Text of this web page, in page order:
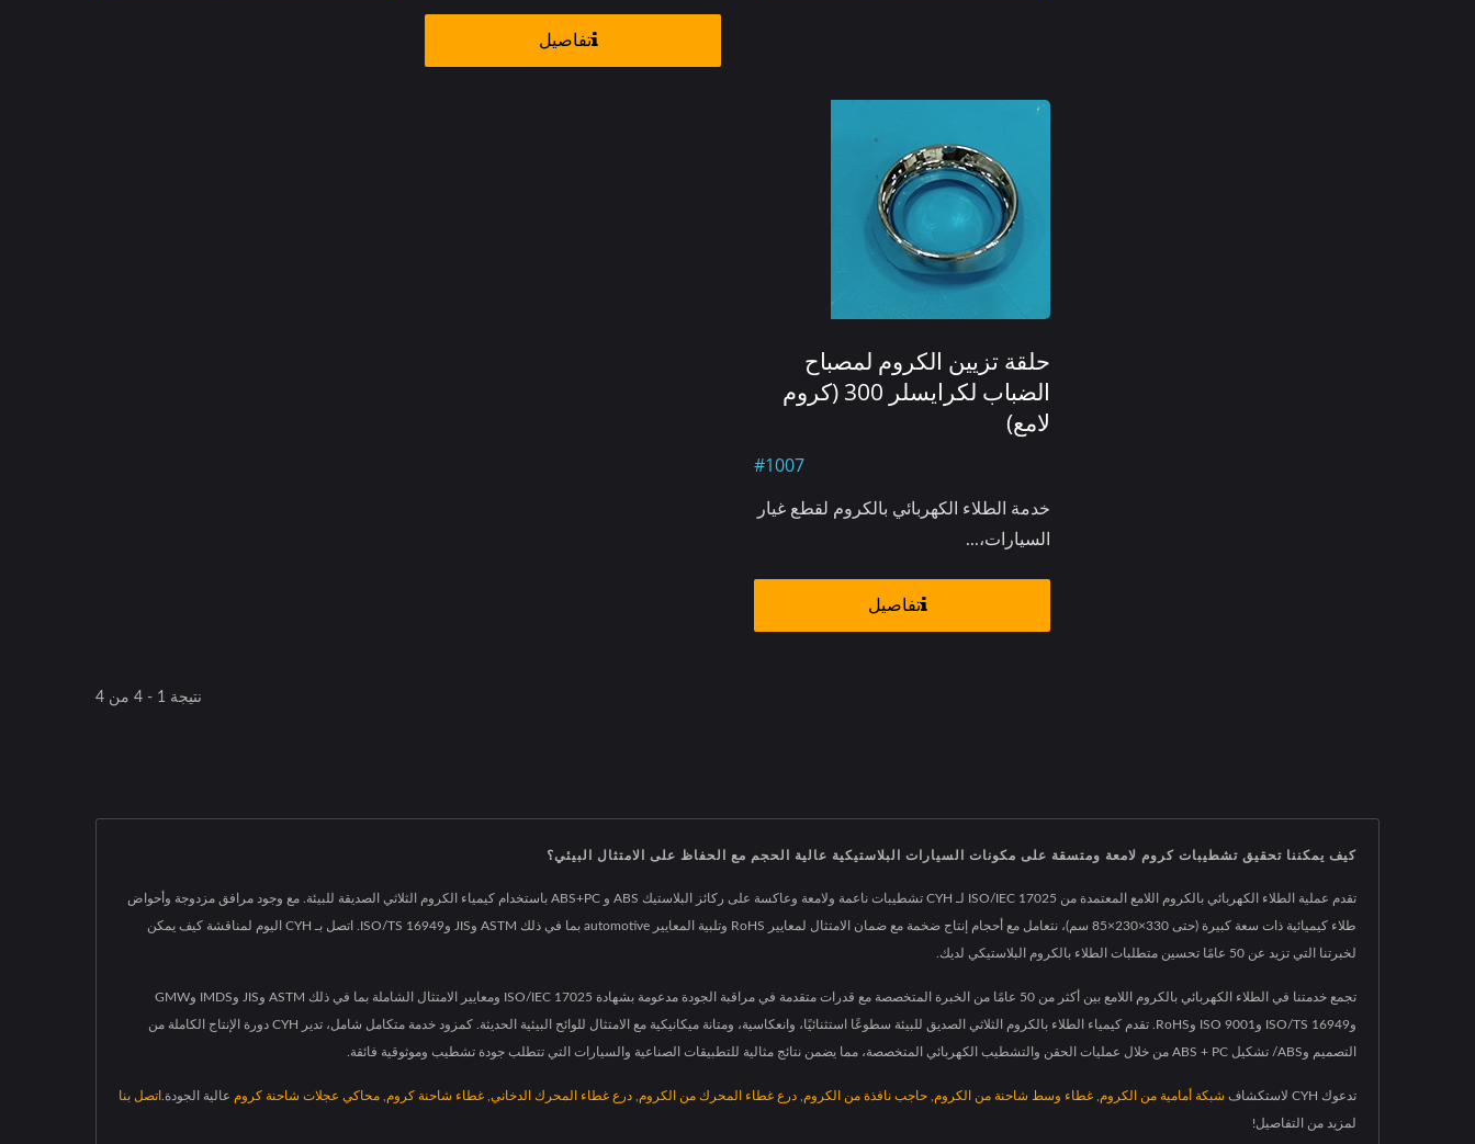
تفاصيل
حلقة تزيين الكروم لمصباح
الضباب لكرايسلر 300 (كروم
لامع)
#1007
خدمة الطلاء الكهربائي بالكروم لقطع غيار
السيارات،...
تفاصيل
نتيجة 1 - 4 من 4
كيف يمكننا تحقيق تشطيبات كروم لامعة ومتسقة على مكونات السيارات البلاستيكية عالية الحجم مع الحفاظ على الامتثال البيئي؟
تقدم عملية الطلاء الكهربائي بالكروم اللامع المعتمدة من ISO/IEC 17025 لـ CYH تشطيبات ناعمة ولامعة وعاكسة على ركائز البلاستيك ABS و ABS+PC باستخدام كيمياء الكروم الثلاثي الصديقة للبيئة. مع وجود مرافق مزدوجة وأحواض
طلاء كيميائية ذات سعة كبيرة (حتى 330×230×85 سم)، نتعامل مع أحجام إنتاج ضخمة مع ضمان الامتثال لمعايير RoHS وتلبية المعايير automotive بما في ذلك ASTM وJIS وISO/TS 16949. اتصل بـ CYH اليوم لمناقشة كيف يمكن
لخبرتنا التي تزيد عن 50 عامًا تحسين متطلبات الطلاء بالكروم البلاستيكي لديك.
تجمع خدمتنا في الطلاء الكهربائي بالكروم اللامع بين أكثر من 50 عامًا من الخبرة المتخصصة مع قدرات متقدمة في مراقبة الجودة مدعومة بشهادة ISO/IEC 17025 ومعايير الامتثال الشاملة بما في ذلك ASTM وJIS وIMDS وGMW
وISO/TS 16949 وISO 9001 وRoHS. تقدم كيمياء الطلاء بالكروم الثلاثي الصديق للبيئة سطوعًا استثنائيًا، وانعكاسية، ومتانة ميكانيكية مع الامتثال للوائح البيئية الحديثة. كمزود خدمة متكامل شامل، تدير CYH دورة الإنتاج الكاملة من
التصميم وABS/ تشكيل ABS + PC من خلال عمليات الحقن والتشطيب الكهربائي المتخصصة، مما يضمن نتائج مثالية للتطبيقات الصناعية والسيارات التي تتطلب جودة تشطيب وموثوقية فائقة.
تدعوك CYH لاستكشاف شبكة أمامية من الكروم غطاء وسط شاحنة من الكروم حاجب نافذة من الكروم درع غطاء المحرك من الكروم درع غطاء المحرك الدخاني غطاء شاحنة كروم محاكي عجلات شاحنة كروم عالية الجودة. اتصل بنا
لمزيد من التفاصيل!